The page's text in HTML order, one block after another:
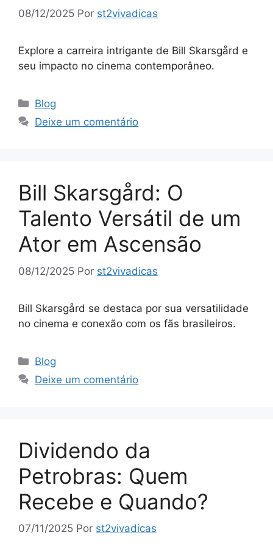
08/12/2025 Por st2vivadicas
Explore a carreira intrigante de Bill Skarsgård e
seu impacto no cinema contemporâneo.
Categorias
Blog
Deixe um comentário
Bill Skarsgård: O
Talento Versátil de um
Ator em Ascensão
08/12/2025 Por st2vivadicas
Bill Skarsgård se destaca por sua versatilidade
no cinema e conexão com os fãs brasileiros.
Categorias
Blog
Deixe um comentário
Dividendo da
Petrobras: Quem
Recebe e Quando?
07/11/2025 Por st2vivadicas